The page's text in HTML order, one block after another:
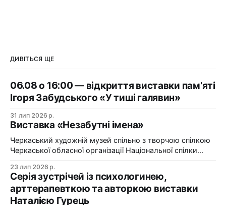
ДИВІТЬСЯ ЩЕ
06.08 о 16:00 — відкриття виставки пам'яті
Ігоря Забудського «У тиші галявин»
31 лип 2026 р.
Виставка «Незабутні імена»
Черкаський художній музей спільно з творчою спілкою
Черкаської обласної організації Національної спілки
імена». Виставка «Незабутні імена» — це мистецька
подорож у творчий спадок художників Черкащини, чий
життєвий шлях вже завершилися, але їх талант і
сьогодні продовжує промовляти до глядача мовою
23 лип 2026 р.
Серія зустрічей із психологинею,
арттерапевткою та авторкою виставки
Наталією Гурець